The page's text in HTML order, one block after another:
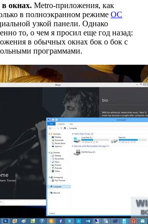
окнах. Metro-приложения, как
в полноэкранном режиме ОС
узкой панели. Однако
то, о чем я просил еще год назад:
в обычных окнах бок о бок с
программами.